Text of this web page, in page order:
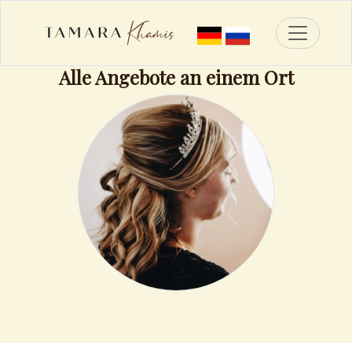
Toggle
Alle Angebote an einem Ort